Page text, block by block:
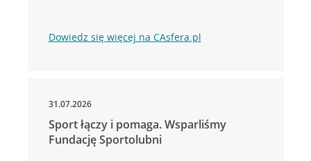
Dowiedz się więcej na CAsfera.pl
31.07.2026
Sport łączy i pomaga. Wsparliśmy
Fundację Sportolubni